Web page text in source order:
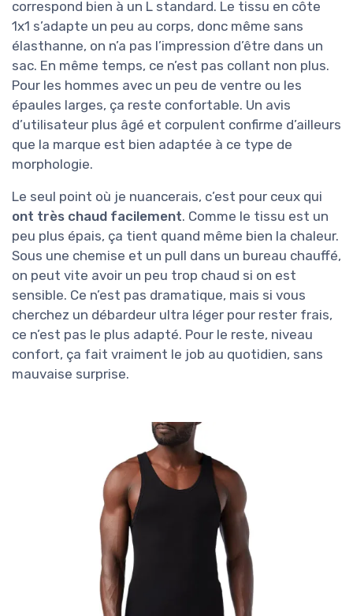
correspond bien à un L standard. Le tissu en côte
1x1 s’adapte un peu au corps, donc même sans
élasthanne, on n’a pas l’impression d’être dans un
sac. En même temps, ce n’est pas collant non plus.
Pour les hommes avec un peu de ventre ou les
épaules larges, ça reste confortable. Un avis
d’utilisateur plus âgé et corpulent confirme d’ailleurs
que la marque est bien adaptée à ce type de
morphologie.
Le seul point où je nuancerais, c’est pour ceux qui
ont très chaud facilement. Comme le tissu est un
peu plus épais, ça tient quand même bien la chaleur.
Sous une chemise et un pull dans un bureau chauffé,
on peut vite avoir un peu trop chaud si on est
sensible. Ce n’est pas dramatique, mais si vous
cherchez un débardeur ultra léger pour rester frais,
ce n’est pas le plus adapté. Pour le reste, niveau
confort, ça fait vraiment le job au quotidien, sans
mauvaise surprise.